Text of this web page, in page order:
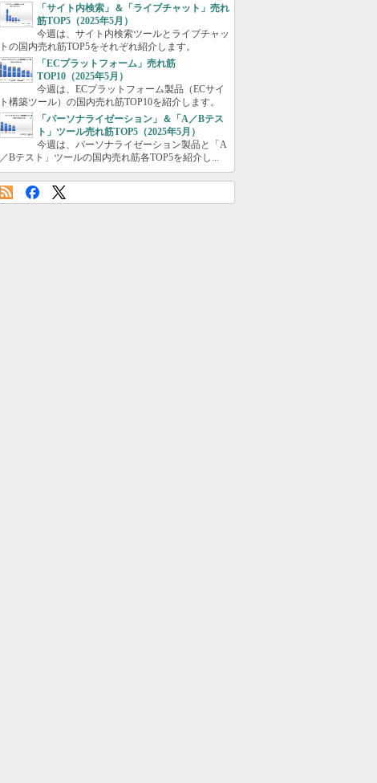
「サイト内検索」＆「ライブチャット」売れ
筋TOP5（2025年5月）
今週は、サイト内検索ツールとライブチャッ
トの国内売れ筋TOP5をそれぞれ紹介します。
「ECプラットフォーム」売れ筋
TOP10（2025年5月）
今週は、ECプラットフォーム製品（ECサイ
ト構築ツール）の国内売れ筋TOP10を紹介します。
「パーソナライゼーション」＆「A／Bテス
ト」ツール売れ筋TOP5（2025年5月）
今週は、パーソナライゼーション製品と「A
／Bテスト」ツールの国内売れ筋各TOP5を紹介し...